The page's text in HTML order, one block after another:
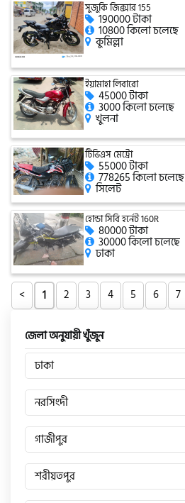
ডায়াং
গুড হুইল
সুজুকি জিক্সার 155
190000 টাকা
10800 কিলো চলেছে
কুমিল্লা
ইয়ামাহা লিবারো
45000 টাকা
3000 কিলো চলেছে
খুলনা
টিভিএস মেট্রো
55000 টাকা
778265 কিলো চলেছে
সিলেট
হোন্ডা সিবি হর্নেট 160R
80000 টাকা
30000 কিলো চলেছে
ঢাকা
< 1 2 3 4 5 6 7
জেলা অনুযায়ী খুঁজুন
ঢাকা
নরসিংদী
গাজীপুর
শরীয়তপুর